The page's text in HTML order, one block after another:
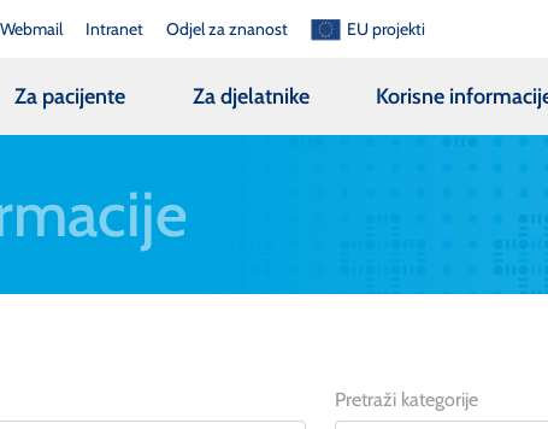
Webmail Intranet Odjel za znanost EU projekti
Za pacijente Za djelatnike Korisne
Pretraži kategorije